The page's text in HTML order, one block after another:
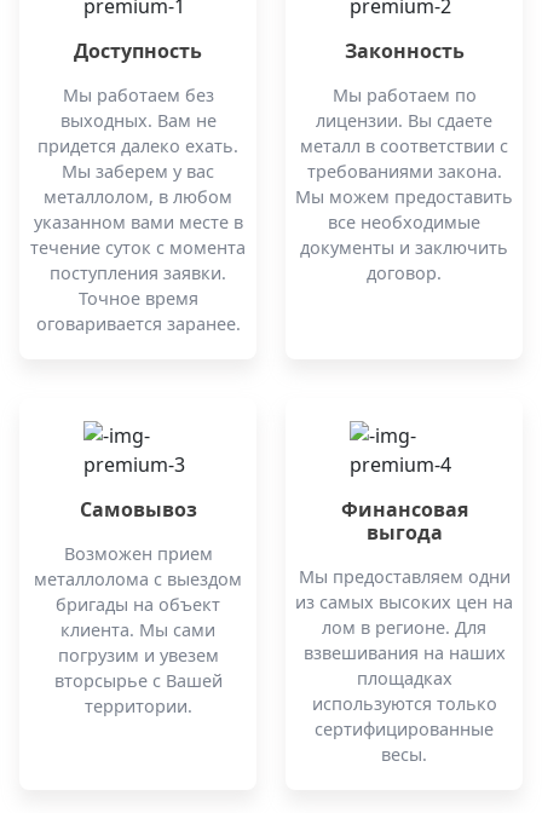
Доступность
Мы работаем без
выходных. Вам не
придется далеко ехать.
Мы заберем у вас
металлолом, в любом
указанном вами месте в
течение суток с момента
поступления заявки.
Точное время
оговаривается заранее.
Законность
Мы работаем по
лицензии. Вы сдаете
металл в соответствии с
требованиями закона.
Мы можем предоставить
все необходимые
документы и заключить
договор.
Самовывоз
Возможен прием
металлолома с выездом
бригады на объект
клиента. Мы сами
погрузим и увезем
вторсырье с Вашей
территории.
Финансовая
выгода
Мы предоставляем одни
из самых высоких цен на
лом в регионе. Для
взвешивания на наших
площадках
используются только
сертифицированные
весы.